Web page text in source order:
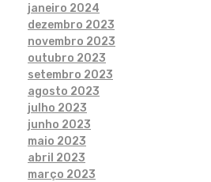
janeiro 2024
dezembro 2023
novembro 2023
outubro 2023
setembro 2023
agosto 2023
julho 2023
junho 2023
maio 2023
abril 2023
março 2023